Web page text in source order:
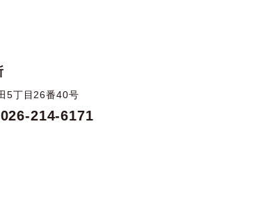
5丁目26番40号
026-214-6171